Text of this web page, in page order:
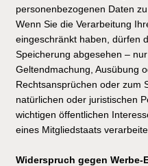
personenbezogenen Daten zu
Wenn Sie die Verarbeitung
eingeschränkt haben, dürfen
Speicherung abgesehen –
Geltendmachung, Ausübung
Rechtsansprüchen oder zum
natürlichen oder juristischen
wichtigen öffentlichen
eines Mitgliedstaats
Widerspruch gegen Werbe-